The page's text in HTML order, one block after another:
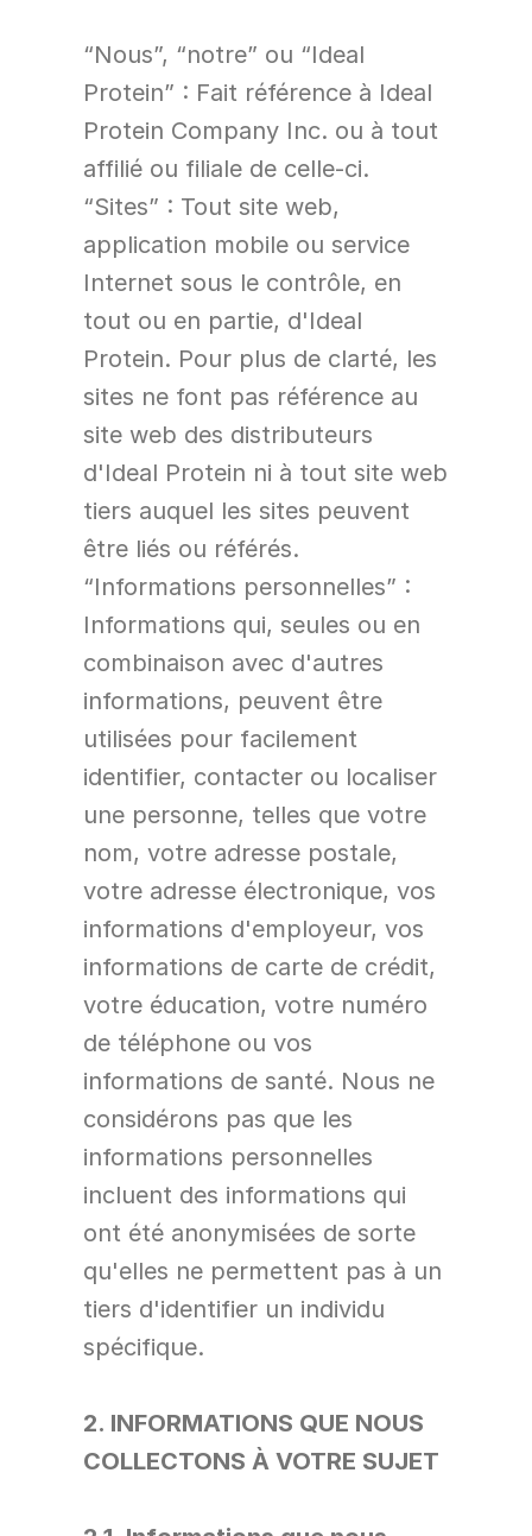
“Nous”, “notre” ou “Ideal
Protein” : Fait référence à Ideal
Protein Company Inc. ou à tout
affilié ou filiale de celle-ci.
“Sites” : Tout site web,
application mobile ou service
Internet sous le contrôle, en
tout ou en partie, d'Ideal
Protein. Pour plus de clarté, les
sites ne font pas référence au
site web des distributeurs
d'Ideal Protein ni à tout site web
tiers auquel les sites peuvent
être liés ou référés.
“Informations personnelles” :
Informations qui, seules ou en
combinaison avec d'autres
informations, peuvent être
utilisées pour facilement
identifier, contacter ou localiser
une personne, telles que votre
nom, votre adresse postale,
votre adresse électronique, vos
informations d'employeur, vos
informations de carte de crédit,
votre éducation, votre numéro
de téléphone ou vos
informations de santé. Nous ne
considérons pas que les
informations personnelles
incluent des informations qui
ont été anonymisées de sorte
qu'elles ne permettent pas à un
tiers d'identifier un individu
spécifique.
2. INFORMATIONS QUE NOUS
COLLECTONS À VOTRE SUJET